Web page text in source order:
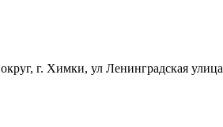
г. Химки, ул Ленинградская